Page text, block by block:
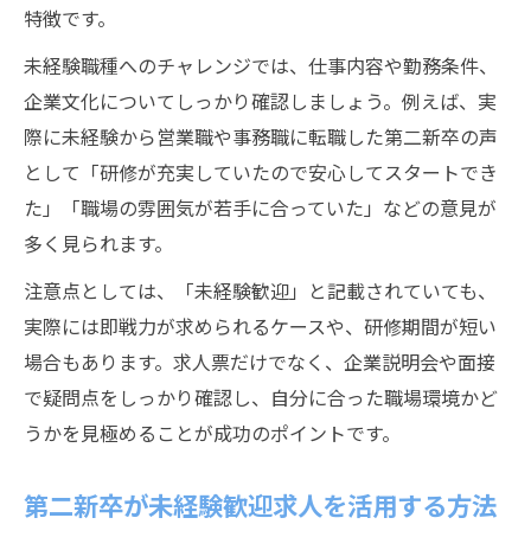
第二新卒向け正社員求人の選び方ガイド
未経験歓迎の第二新卒正社員求人選定術
第二新卒求人選びで重視するポイント解説
転勤なし勤務の正社員求人を探すコツ
研修制度が充実した第二新卒求人の特徴
第二新卒に必要な福利厚生チェックポイン
ト
働きやすさ重視の第二新卒歓迎求人を探す秘訣
第二新卒歓迎求人で働きやすさを見極める
視点
ワークライフバランスが整う企業の特徴
未経験から安心して働ける職場環境とは
第二新卒に優しい制度がある求人の探し方
特徴です。
未経験職種へのチャレンジでは、仕事内容や勤務条件、
企業文化についてしっかり確認しましょう。例えば、実
際に未経験から営業職や事務職に転職した第二新卒の声
として「研修が充実していたので安心してスタートでき
た」「職場の雰囲気が若手に合っていた」などの意見が
多く見られます。
注意点としては、「未経験歓迎」と記載されていても、
実際には即戦力が求められるケースや、研修期間が短い
場合もあります。求人票だけでなく、企業説明会や面接
で疑問点をしっかり確認し、自分に合った職場環境かど
うかを見極めることが成功のポイントです。
第二新卒が未経験歓迎求人を活用する方法